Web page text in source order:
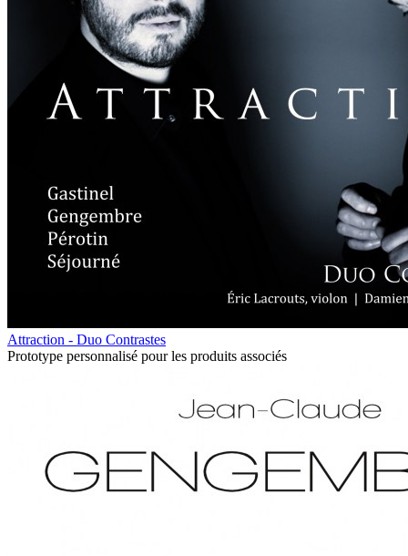
Attraction - Duo Contrastes
Prototype personnalisé pour les produits associés